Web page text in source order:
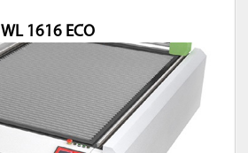
WL 1616 ECO